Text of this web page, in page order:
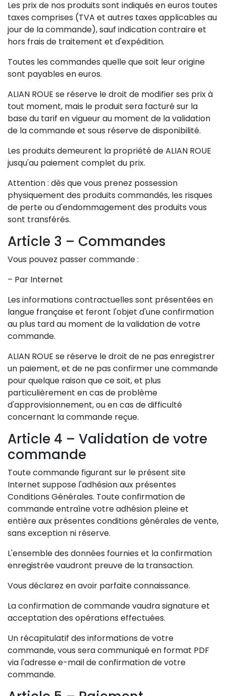
Les prix de nos produits sont indiqués en euros toutes
taxes comprises (TVA et autres taxes applicables au
jour de la commande), sauf indication contraire et
hors frais de traitement et d'expédition.
Toutes les commandes quelle que soit leur origine
sont payables en euros.
ALIAN ROUE se réserve le droit de modifier ses prix à
tout moment, mais le produit sera facturé sur la
base du tarif en vigueur au moment de la validation
de la commande et sous réserve de disponibilité.
Les produits demeurent la propriété de ALIAN ROUE
jusqu'au paiement complet du prix.
Attention : dès que vous prenez possession
physiquement des produits commandés, les risques
de perte ou d'endommagement des produits vous
sont transférés.
Article 3 – Commandes
Vous pouvez passer commande :
– Par Internet
Les informations contractuelles sont présentées en
langue française et feront l'objet d'une confirmation
au plus tard au moment de la validation de votre
commande.
ALIAN ROUE se réserve le droit de ne pas enregistrer
un paiement, et de ne pas confirmer une commande
pour quelque raison que ce soit, et plus
particulièrement en cas de problème
d'approvisionnement, ou en cas de difficulté
concernant la commande reçue.
Article 4 – Validation de votre
commande
Toute commande figurant sur le présent site
Internet suppose l'adhésion aux présentes
Conditions Générales. Toute confirmation de
commande entraîne votre adhésion pleine et
entière aux présentes conditions générales de vente,
sans exception ni réserve.
L'ensemble des données fournies et la confirmation
enregistrée vaudront preuve de la transaction.
Vous déclarez en avoir parfaite connaissance.
La confirmation de commande vaudra signature et
acceptation des opérations effectuées.
Un récapitulatif des informations de votre
commande, vous sera communiqué en format PDF
via l'adresse e-mail de confirmation de votre
commande.